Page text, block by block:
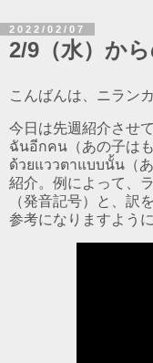
2022/02/07
2/9（水）か
こんばんは、ニラン
今日は先週紹介させ
ฉันอีกคน（あの子は
ด้วยแววตาแบบนั้น（あ
紹介。例によって、
（発音記号）と、訳
参考になりますように